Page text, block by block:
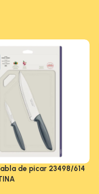
de picar 23498/614